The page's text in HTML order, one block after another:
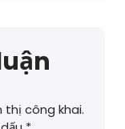
thị công khai.